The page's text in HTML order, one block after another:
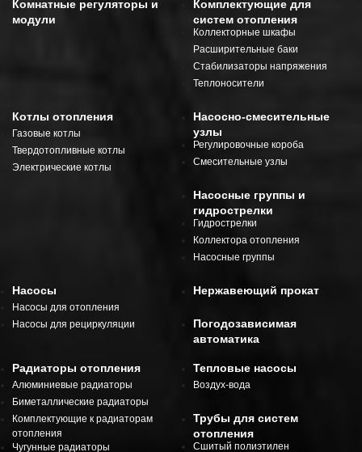
Комнатные регуляторы и
модули
Комплектующие для
систем отопления
Коллекторные шкафы
Расширительные баки
Стабилизаторы напряжения
Теплоносители
Котлы отопления
Газовые котлы
Твердотопливные котлы
Электрические котлы
Насосно-смесительные
узлы
Регулировочные короба
Смесительные узлы
Насосные группы и
гидрострелки
Гидрострелки
Коллектора отопления
Насосные группы
Насосы
Насосы для отопления
Насосы для рециркуляции
Нержавеющий прокат
Погодозависимая
автоматика
Радиаторы отопления
Алюминиевые радиаторы
Биметаллические радиаторы
Комплектующие к радиаторам
отопления
Чугунные радиаторы
Тепловые насосы
Воздух-вода
Трубы для систем
отопления
Сшитый полиэтилен